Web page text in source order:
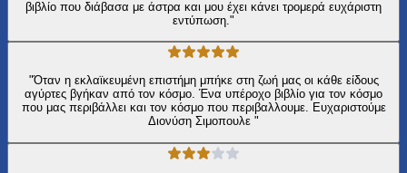
βιβλίο που διάβασα με άστρα και μου έχει κάνει τρομερά ευχάριστη
εντύπωση."
"Όταν η εκλαϊκευμένη επιστήμη μπήκε στη ζωή μας οι κάθε είδους
αγύρτες βγήκαν από τον κόσμο. Ένα υπέροχο βιβλίο για τον κόσμο
που μας περιβάλλει και τον κόσμο που περιβαλλουμε. Ευχαριστούμε
Διονύση Σιμοπουλε "